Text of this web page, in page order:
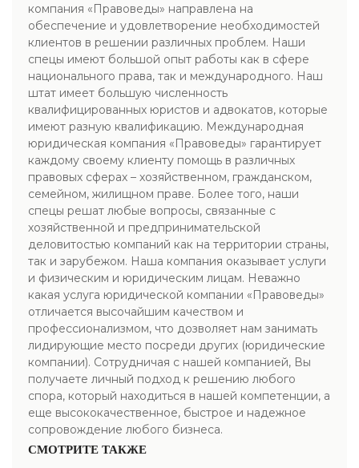
компания «Правоведы» направлена на
обеспечение и удовлетворение необходимостей
клиентов в решении различных проблем. Наши
спецы имеют большой опыт работы как в сфере
национального права, так и международного. Наш
штат имеет большую численность
квалифицированных юристов и адвокатов, которые
имеют разную квалификацию. Международная
юридическая компания «Правоведы» гарантирует
каждому своему клиенту помощь в различных
правовых сферах – хозяйственном, гражданском,
семейном, жилищном праве. Более того, наши
спецы решат любые вопросы, связанные с
хозяйственной и предпринимательской
деловитостью компаний как на территории страны,
так и зарубежом. Наша компания оказывает услуги
и физическим и юридическим лицам. Неважно
какая услуга юридической компании «Правоведы»
отличается высочайшим качеством и
профессионализмом, что дозволяет нам занимать
лидирующие место посреди других (юридические
компании). Сотрудничая с нашей компанией, Вы
получаете личный подход к решению любого
спора, который находиться в нашей компетенции, а
еще высококачественное, быстрое и надежное
сопровождение любого бизнеса.
СМОТРИТЕ ТАКЖЕ